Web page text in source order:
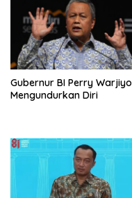
Gubernur BI Perry Warjiyo
Mengundurkan Diri